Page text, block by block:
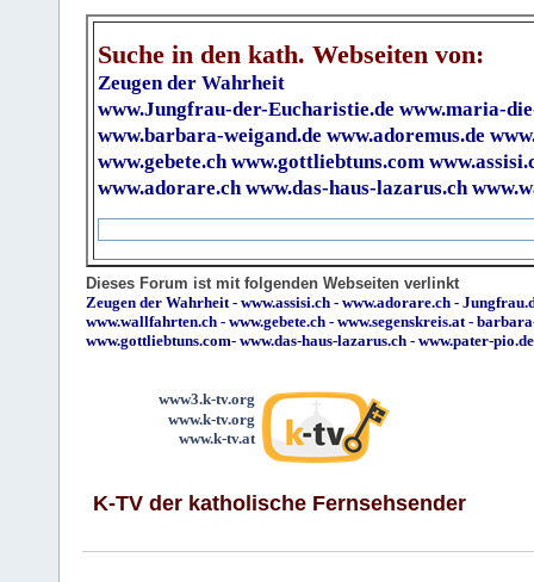
Suche in den kath. Webseiten von:
Zeugen der Wahrheit
www.Jungfrau-der-Eucharistie.de www.maria-
www.barbara-weigand.de www.adoremus.de
www.gebete.ch www.gottliebtuns.com
www.adorare.ch www.das-haus-lazarus.ch
Dieses Forum ist mit folgenden Webseiten verlinkt
Zeugen der Wahrheit- www.assisi.ch - www.adorare.ch -
www.wallfahrten.ch - www.gebete.ch - www.segenskreis.at-
www.gottliebtuns.com- www.das-haus-lazarus.ch - www.pater-pio.de
www3.k-tv.org
www.k-tv.org
www.k-tv.at
K-TV der katholische Fernsehsender